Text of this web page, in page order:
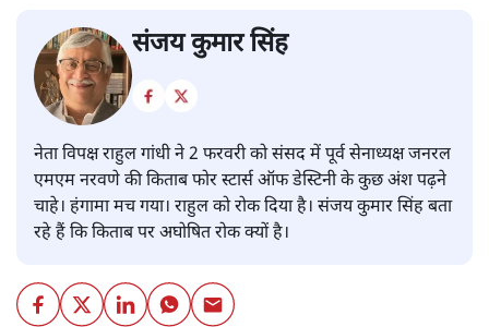
संजय कुमार सिंह
नेता विपक्ष राहुल गांधी ने 2 फरवरी को संसद में पूर्व सेनाध्यक्ष जनरल
एमएम नरवणे की किताब फोर स्टार्स ऑफ डेस्टिनी के कुछ अंश पढ़ने
चाहे। हंगामा मच गया। राहुल को रोक दिया है। संजय कुमार सिंह बता
रहे हैं कि किताब पर अघोषित रोक क्यों है।